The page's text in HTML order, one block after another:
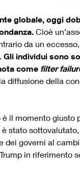
globale, oggi
Cioè
da un
Gli individui sono
come filter
diffusione della
il momento giusto
stato
dei governi al
in riferimento